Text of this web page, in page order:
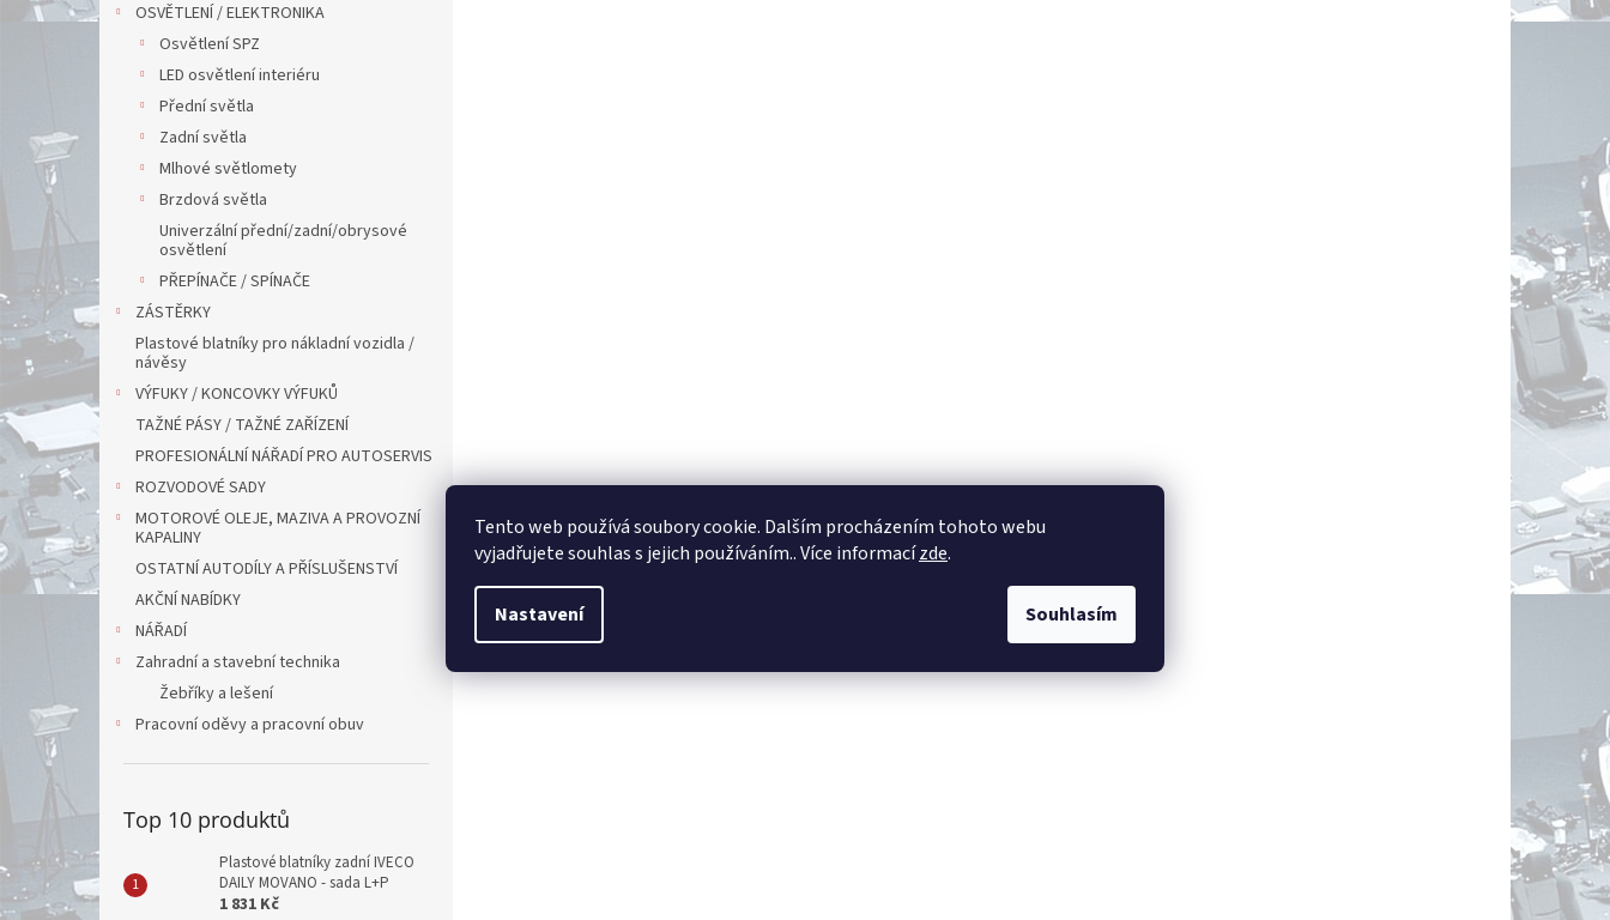
Tento web používá soubory cookie. Dalším procházením tohoto webu
vyjadřujete souhlas s jejich používáním.. Více informacízde.
Nastavení Souhlasím
OSVĚTLENÍ / ELEKTRONIKA
Osvětlení SPZ
LED osvětlení interiéru
Přední světla
Zadní světla
Mlhové světlomety
Brzdová světla
Univerzální přední/zadní/obrysové
osvětlení
PŘEPÍNAČE / SPÍNAČE
ZÁSTĚRKY
Plastové blatníky pro nákladní vozidla /
návěsy
VÝFUKY / KONCOVKY VÝFUKŮ
TAŽNÉ PÁSY / TAŽNÉ ZAŘÍZENÍ
PROFESIONÁLNÍ NÁŘADÍ PRO AUTOSERVIS
ROZVODOVÉ SADY
MOTOROVÉ OLEJE, MAZIVA A PROVOZNÍ
KAPALINY
OSTATNÍ AUTODÍLY A PŘÍSLUŠENSTVÍ
AKČNÍ NABÍDKY
NÁŘADÍ
Zahradní a stavební technika
Žebříky a lešení
Pracovní oděvy a pracovní obuv
Top 10 produktů
Plastové blatníky zadní IVECO
DAILY MOVANO - sada L+P
1 831 Kč